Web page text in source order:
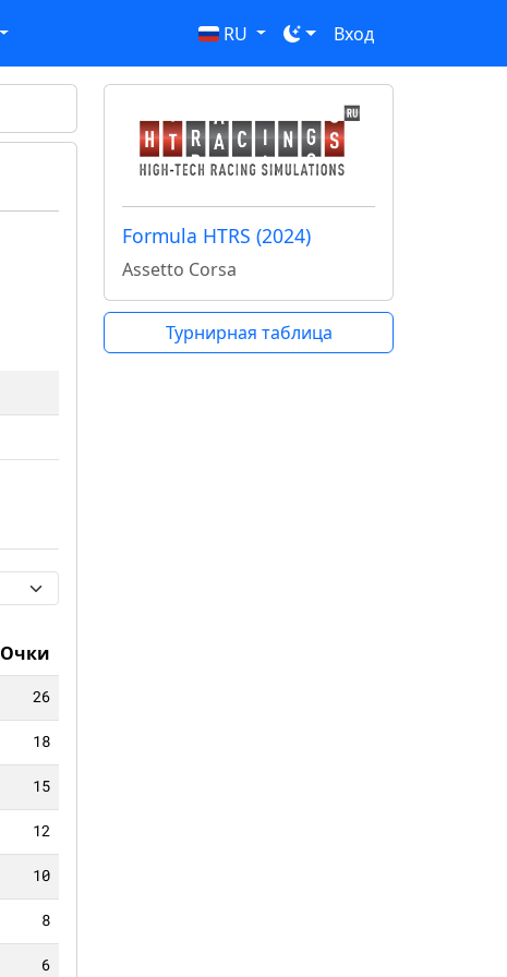
RU Вход
Очки
26
18
15
12
10
8
6
Formula HTRS (2024)
Assetto Corsa
Турнирная таблица